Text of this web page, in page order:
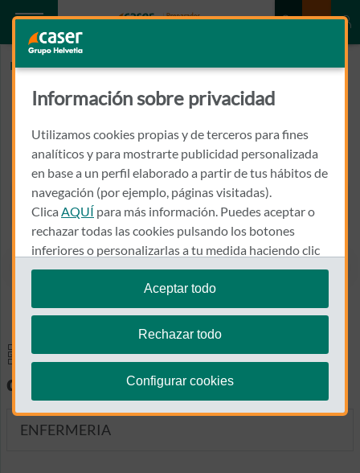
Inicio PALACIOS RUBIO, AFRICA
PALACIOS RUBIO, AFRICA
46700 - GANDIA
907 301 598
Llamar a PALACIOS RUBIO,
Ver el mapa en Google Maps
Especialidades y pruebas
diagnósticas
ENFERMERIA
Información sobre privacidad
Utilizamos cookies propias y de terceros para fines
analíticos y para mostrarte publicidad personalizada
en base a un perfil elaborado a partir de tus hábitos de
navegación (por ejemplo, páginas visitadas).
Clica AQUÍ para más información. Puedes aceptar o
rechazar todas las cookies pulsando los botones
inferiores o personalizarlas a tu medida haciendo clic
en"configurar cookies".
Te recordamos que puedes modificar tus ajustes de
cookies en cualquier momento en la sección
Aceptar todo
Rechazar todo
Configurar cookies